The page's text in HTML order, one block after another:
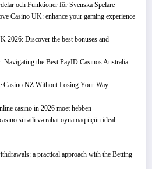
och Funktioner för Svenska Spelare
Casino UK: enhance your gaming experience
2026: Discover the best bonuses and
Navigating the Best PayID Casinos Australia
Casino NZ Without Losing Your Way
casino in 2026 moet hebben
sürətli və rahat oynamaq üçün ideal
a practical approach with the Betting